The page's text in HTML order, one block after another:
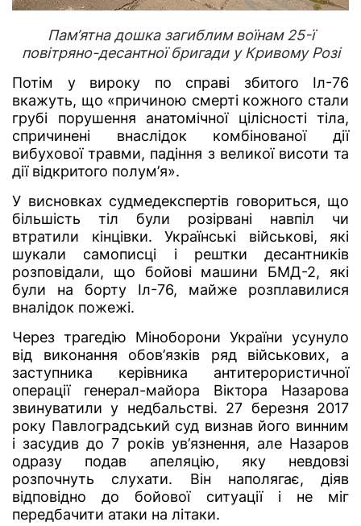
Пам’ятна дошка загиблим воїнам 25-ї
повітряно-десантної бригади у Кривому Розі
Потім у вироку по справі збитого Іл-76
вкажуть, що «причиною смерті кожного стали
грубі порушення анатомічної цілісності тіла,
спричинені внаслідок комбінованої дії
вибухової травми, падіння з великої висоти та
дії відкритого полум’я».
У висновках судмедекспертів говориться, що
більшість тіл були розірвані навпіл чи
втратили кінцівки. Українські військові, які
шукали самописці і рештки десантників
розповідали, що бойові машини БМД-2, які
були на борту Іл-76, майже розплавилися
вналідок пожежі.
Через трагедію Міноборони України усунуло
від виконання обов’язків ряд військових, а
заступника керівника антитерористичної
операції генерал-майора Віктора Назарова
звинуватили у недбальстві. 27 березня 2017
року Павлоградський суд визнав його винним
і засудив до 7 років ув’язнення, але Назаров
одразу подав апеляцію, яку невдовзі
розпочнуть слухати. Він наполягає, діяв
відповідно до бойової ситуації і не міг
передбачити атаки на літаки.